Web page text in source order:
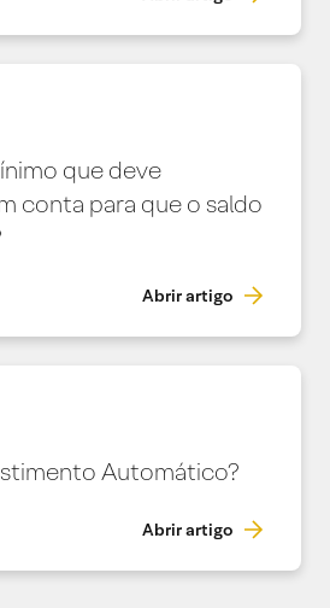
que deve
conta para que o saldo
Abrir artigo
Automático?
Abrir artigo